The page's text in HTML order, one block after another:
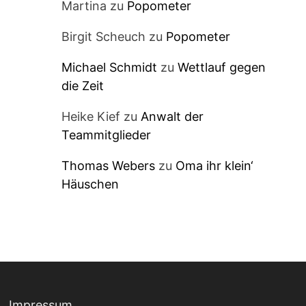
Martina zu Popometer
Birgit Scheuch zu Popometer
Michael Schmidt zu Wettlauf gegen
die Zeit
Heike Kief zu Anwalt der
Teammitglieder
Thomas Weberszu Oma ihr klein‘
Häuschen